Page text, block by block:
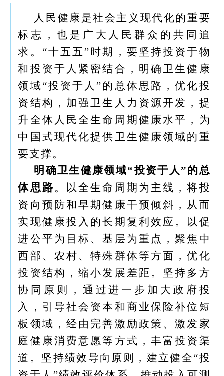
人民健康是社会主义现代化的重要
标志，也是广大人民群众的共同追
求。“十五五”时期，要坚持投资于物
和投资于人紧密结合，明确卫生健康
领域“投资于人”的总体思路，优化投
资结构，加强卫生人力资源开发，提
升全体人民全生命周期健康水平，为
中国式现代化提供卫生健康领域的重
要支撑。
明确卫生健康领域“投资于人”的总
体思路。以全生命周期为主线，将投
资向预防和早期健康干预倾斜，从而
实现健康投入的长期复利效应。以促
进公平为目标、基层为重点，聚焦中
西部、农村、特殊群体等方面，优化
投资结构，缩小发展差距。坚持多方
协同原则，通过进一步加大政府投
入，引导社会资本和商业保险补位短
板领域，经由完善激励政策、激发家
庭健康消费意愿等方式，丰富投资渠
道。坚持绩效导向原则，建立健全“投